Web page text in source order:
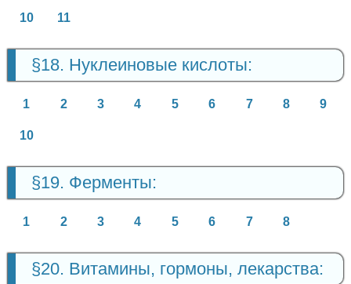
10 11
§18. Нуклеиновые кислоты:
1 2 3 4 5 6 7 8 9
10
§19. Ферменты:
1 2 3 4 5 6 7 8
§20. Витамины, гормоны, лекарства: